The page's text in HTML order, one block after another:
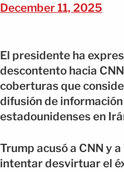
December 11, 2025
El presidente ha
descontento hacia
coberturas que
difusión de
estadounidenses en
Trump acusó a CNN y
intentar desvirtuar el